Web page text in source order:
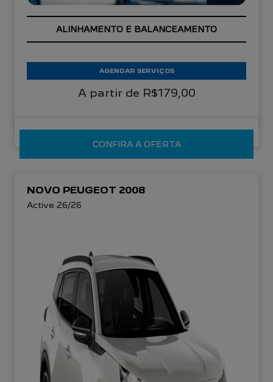
ALINHAMENTO E BALANCEAMENTO
A partir de R$179,00
AGENDAR SERVIÇOS
CONFIRA A OFERTA
NOVO PEUGEOT 2008
Active 26/26